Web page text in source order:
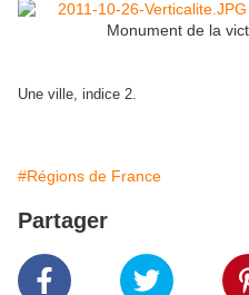
Monument de la
Une ville, indice 2.
#Régions de France
Partager